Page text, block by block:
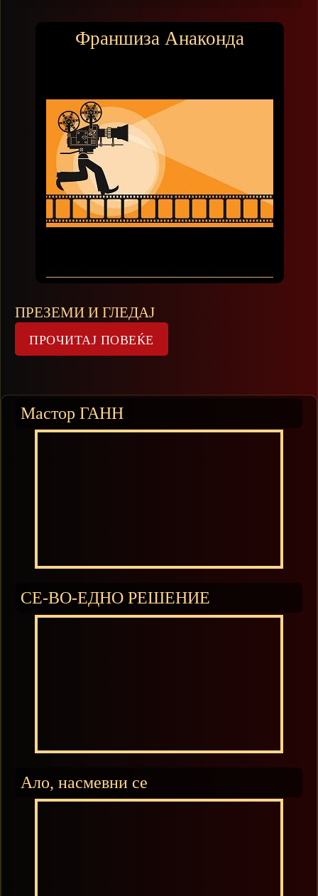
Франшиза Анаконда
ПРЕЗЕМИ И ГЛЕДАЈ
Мастор ГАНН
СЕ-ВО-ЕДНО РЕШЕНИЕ
Ало, насмевни се